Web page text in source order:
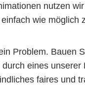
nutzen
wie möglich
Problem. Bauen
eines unserer
faires und